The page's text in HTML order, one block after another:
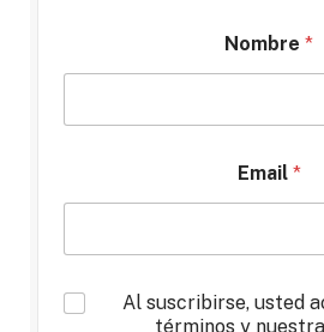
Nombre *
Email *
*
Al suscribirse, usted
términos y nuestra